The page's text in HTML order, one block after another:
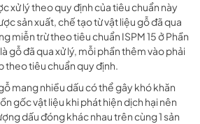
xử lý theo quy định của tiêu chuẩn này
sản xuất, chế tạo từ vật liệu gỗ đã qua
miễn trừ theo tiêu chuẩn ISPM 15 ở Phần
gỗ đã qua xử lý, mỗi phần thêm vào phải
theo tiêu chuẩn quy định.
mang nhiều dấu có thể gây khó khăn
gốc vật liệu khi phát hiện dịch hại nên
dấu đóng khác nhau trên cùng 1 sản